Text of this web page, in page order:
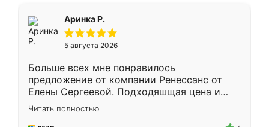
Аринка Р.
5 августа 2026
Больше всех мне понравилось
предложение от компании Ренессанс от
Елены Сергеевой. Подходяшщая цена и
короткие сроки изготовления. Приехавший
для замера сотрудник Владислав
Читать полностью